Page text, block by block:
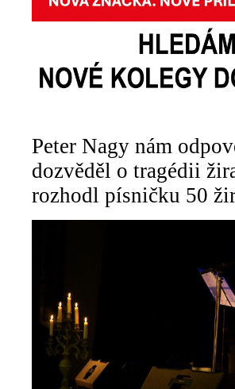
Peter Nagy nám
dozvěděl o tragédii
rozhodl písničku 50